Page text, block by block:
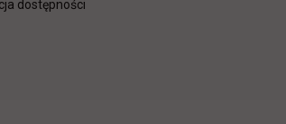
dostępności